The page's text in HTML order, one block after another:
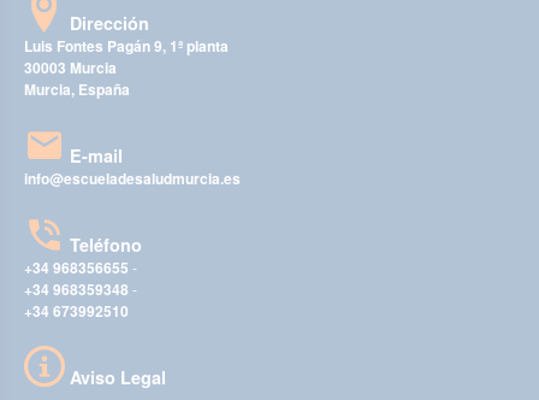
Dirección
Luis Fontes Pagán 9, 1ª planta
30003 Murcia
Murcia, España
E-mail
info@escueladesaludmurcia.es
Teléfono
+34 968356655 -
+34 968359348 -
+34 673992510
Aviso Legal